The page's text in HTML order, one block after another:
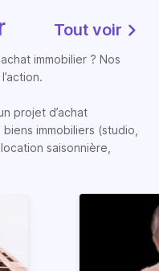
Tout voir
immobilier ? Nos
projet d’achat
immobiliers (studio,
saisonnière,